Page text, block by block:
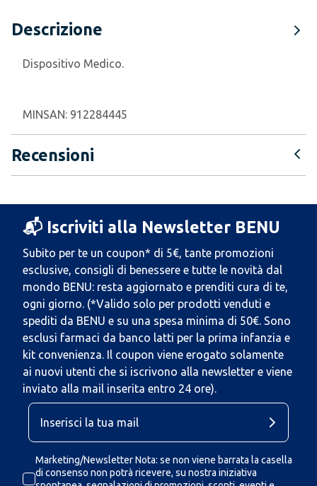
Descrizione
Dispositivo Medico.
MINSAN: 912284445
Recensioni
📬 Iscriviti alla Newsletter BENU
Subito per te un coupon* di 5€, tante promozioni
esclusive, consigli di benessere e tutte le novità dal
mondo BENU: resta aggiornato e prenditi cura di te,
ogni giorno. (*Valido solo per prodotti venduti e
spediti da BENU e su una spesa minima di 50€. Sono
esclusi farmaci da banco latti per la prima infanzia e
kit convenienza. Il coupon viene erogato solamente
ai nuovi utenti che si iscrivono alla newsletter e viene
inviato alla mail inserita entro 24 ore).
Marketing/Newsletter Nota: se non viene barrata la casella
di consenso non potrà ricevere, su nostra iniziativa